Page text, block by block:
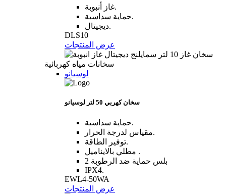
غاز أنبوبة.
حماية سداسية.
ديجيتال.
DLS10
عرض المنتجات
سخانات مياه كهربائية
لوسيانو
سخان كهربي 50 لتر لوسيانو
حماية سداسية.
مقياس لدرجة الحرار.
توفير الطاقة.
مطلي بالايناميل .
2 بلس حماية ضد الرطوبة
IPX4.
EWL4-50WA
عرض المنتجات